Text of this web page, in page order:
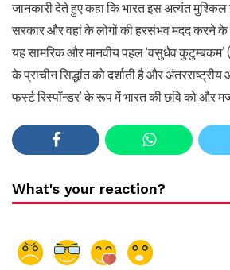
जानकारी देते हुए कहा कि भारत इस अत्यंत
सरकार और वहां के लोगों की हरसंभव मदद करने के
यह सामरिक और मानवीय पहल ‘वसुधैव कुटुम्बकम’
के प्राचीन सिद्धांत को दर्शाती है और अंतरराष्ट्रीय
फर्स्ट रिस्पॉन्डर’ के रूप में भारत की छवि को और
What's your reaction?